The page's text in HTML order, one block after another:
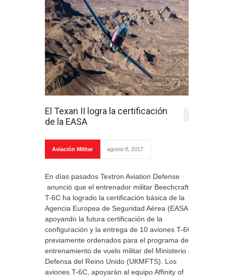
El Texan II logra la certificación
de la EASA
0
Aviación Militar agosto 8, 2017
En días pasados Textron Aviation Defense
anunció que el entrenador militar Beechcraft
T-6C ha logrado la certificación básica de la
Agencia Europea de Seguridad Aérea (EASA),
apoyando la futura certificación de la
configuración y la entrega de 10 aviones T-6C
previamente ordenados para el programa de
entrenamiento de vuelo militar del Ministerio de
Defensa del Reino Unido (UKMFTS). Los
aviones T-6C, apoyarán al equipo Affinity of